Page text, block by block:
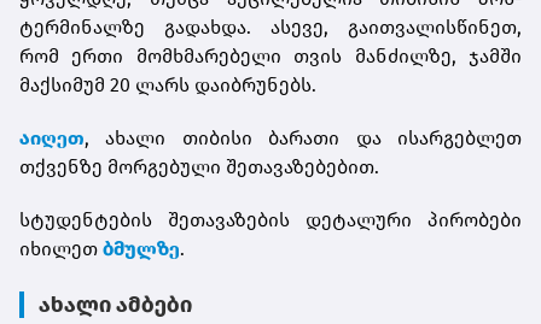
ტერმინალზე გადახდა. ასევე, გაითვალისწინეთ,
რომ ერთი მომხმარებელი თვის მანძილზე, ჯამში
მაქსიმუმ 20 ლარს დაიბრუნებს.
აიღეთ, ახალი თიბისი ბარათი და ისარგებლეთ
თქვენზე მორგებული შეთავაზებებით.
სტუდენტების შეთავაზების დეტალური პირობები
იხილეთ ბმულზე.
ახალი ამბები